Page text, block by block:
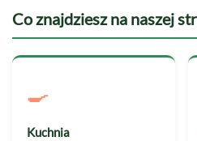
Co znajdziesz na naszej
🍳
Kuchnia